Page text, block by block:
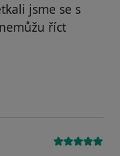
jsme se s
říct